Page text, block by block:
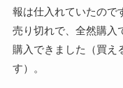
報は仕入れていたので
売り切れで、全然購入
購入できました（買え
す）。